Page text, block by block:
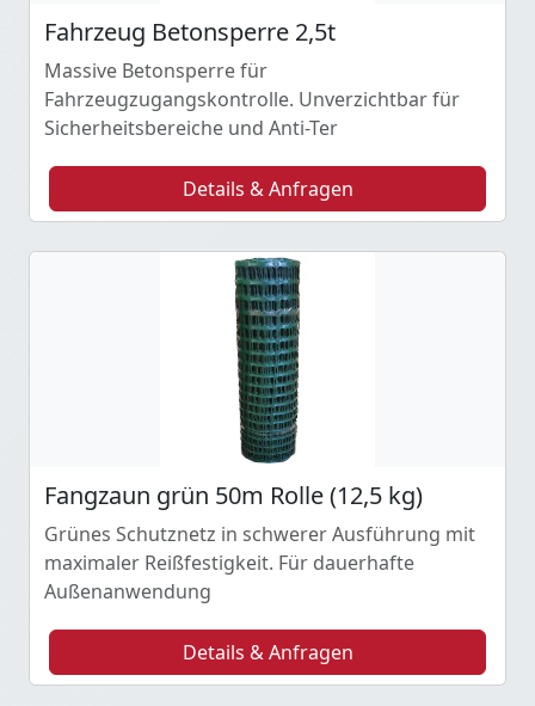
Fahrzeug Betonsperre 2,5t
Massive Betonsperre für
Fahrzeugzugangskontrolle. Unverzichtbar für
Sicherheitsbereiche und Anti-Ter
Details & Anfragen
Fangzaun grün 50m Rolle (12,5 kg)
Grünes Schutznetz in schwerer Ausführung mit
maximaler Reißfestigkeit. Für dauerhafte
Außenanwendung
Details & Anfragen